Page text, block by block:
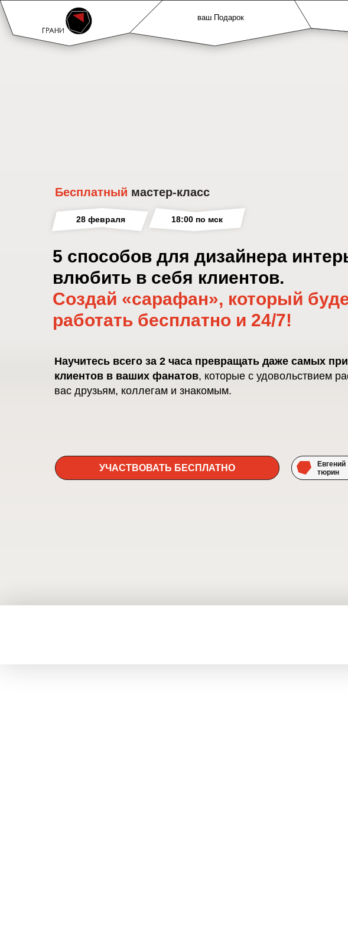
ваш Подарок
Бесплатный мастер-класс
Научитесь всего за 2 часа превращать даже самых
клиентов в ваших фанатов, которые с удовольствием
вас друзьям, коллегам и знакомым.
18:00 по мск
5 способов для дизайнера
влюбить в себя клиентов.
Создай «сарафан», который
работать бесплатно и 24/7!
Евгений
тюрин
УЧАСТВОВАТЬ БЕСПЛАТНО
28 февраля